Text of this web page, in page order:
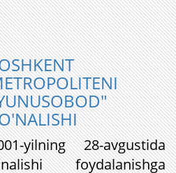
yilning 28-avgustida
foydalanishga